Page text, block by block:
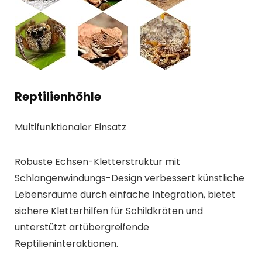
Reptilienhöhle
Multifunktionaler Einsatz
Robuste Echsen-Kletterstruktur mit
Schlangenwindungs-Design verbessert künstliche
Lebensräume durch einfache Integration, bietet
sichere Kletterhilfen für Schildkröten und
unterstützt artübergreifende
Reptilieninteraktionen.